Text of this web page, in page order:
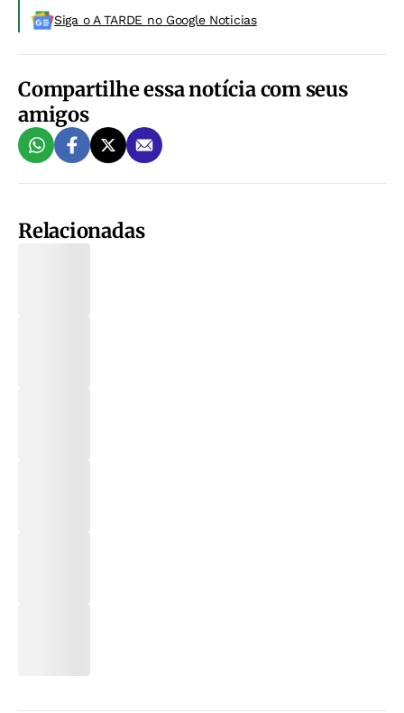
Siga o A TARDE no Google Noticias
Compartilhe essa notícia com seus
amigos
Relacionadas